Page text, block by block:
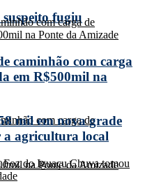
fugiu
caminhão com carga
em R$500mil na
mil em nova grade
agricultura local